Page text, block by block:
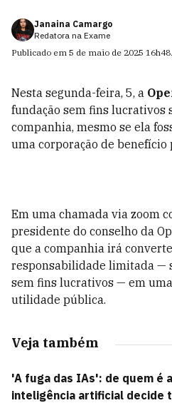
Janaina Camargo
Redatora na Exame
Publicado em 5 de maio de 2025 16h48.
Nesta segunda-feira, 5, a
fundação sem fins lucrativos
companhia, mesmo se ela
uma corporação de benefício
Em uma chamada via zoom
presidente do conselho da
que a companhia irá
responsabilidade limitada —
sem fins lucrativos — em
utilidade pública.
Veja também
'A fuga das IAs': de quem é
inteligência artificial decide